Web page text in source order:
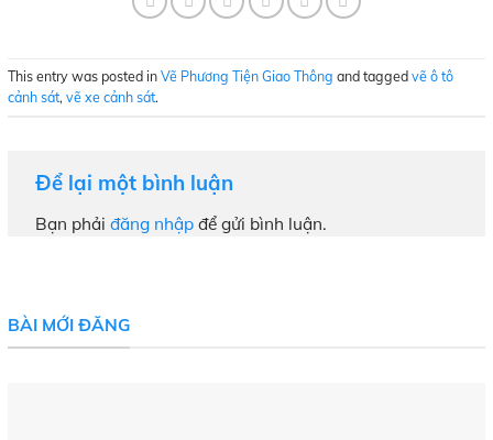
This entry was posted in Vẽ Phương Tiện Giao Thông and tagged vẽ ô tô
cảnh sát, vẽ xe cảnh sát.
Để lại một bình luận
Bạn phải đăng nhập để gửi bình luận.
BÀI MỚI ĐĂNG